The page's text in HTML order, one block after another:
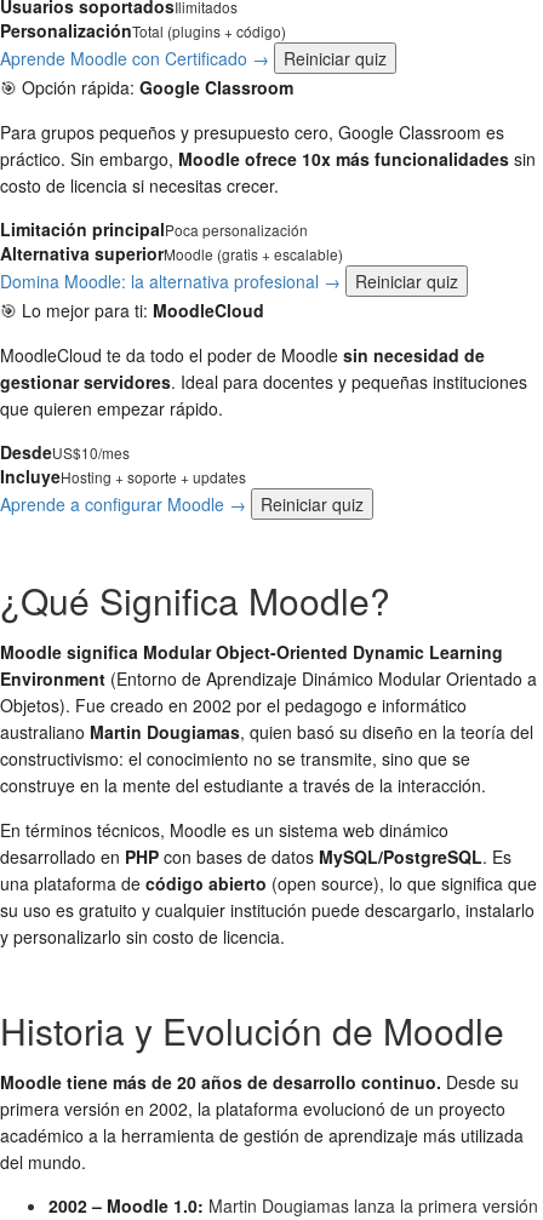
Usuarios soportadosIlimitados
PersonalizaciónTotal (plugins + código)
Aprende Moodle con Certificado →
Reiniciar quiz
🎯 Opción rápida: Google Classroom
Para grupos pequeños y presupuesto cero, Google Classroom es
práctico. Sin embargo, Moodle ofrece 10x más funcionalidades sin
costo de licencia si necesitas crecer.
Limitación principalPoca personalización
Alternativa superiorMoodle (gratis + escalable)
Domina Moodle: la alternativa profesional →
Reiniciar quiz
🎯 Lo mejor para ti: MoodleCloud
MoodleCloud te da todo el poder de Moodle sin necesidad de
gestionar servidores. Ideal para docentes y pequeñas instituciones
que quieren empezar rápido.
DesdeUS$10/mes
IncluyeHosting + soporte + updates
Aprende a configurar Moodle → Reiniciar quiz
¿Qué Significa Moodle?
Moodle significa Modular Object-Oriented Dynamic Learning
Environment (Entorno de Aprendizaje Dinámico Modular Orientado a
Objetos). Fue creado en 2002 por el pedagogo e informático
australiano Martin Dougiamas, quien basó su diseño en la teoría del
constructivismo: el conocimiento no se transmite, sino que se
construye en la mente del estudiante a través de la interacción.
En términos técnicos, Moodle es un sistema web dinámico
desarrollado en PHP con bases de datos MySQL/PostgreSQL. Es
una plataforma de código abierto (open source), lo que significa que
su uso es gratuito y cualquier institución puede descargarlo, instalarlo
y personalizarlo sin costo de licencia.
Historia y Evolución de Moodle
Moodle tiene más de 20 años de desarrollo continuo. Desde su
primera versión en 2002, la plataforma evolucionó de un proyecto
académico a la herramienta de gestión de aprendizaje más utilizada
del mundo.
2002 – Moodle 1.0: Martin Dougiamas lanza la primera versión